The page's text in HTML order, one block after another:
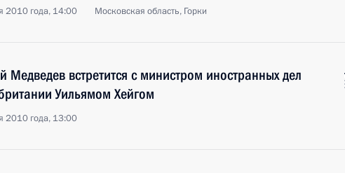
2010 года, 14:00 Московская область, Горки
Медведев встретится с министром иностранных дел
Уильямом Хейгом
2010 года, 13:00